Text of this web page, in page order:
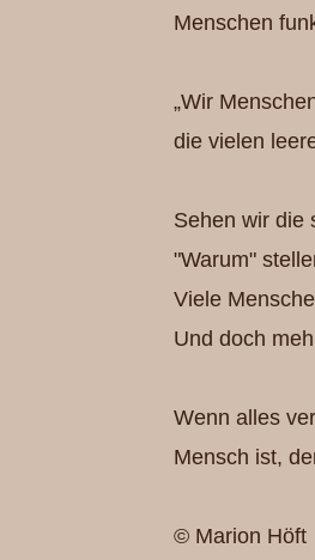
Menschen
„Wir
die vielen
Sehen wir die
"Warum"
Viele
Und doch
Wenn alles
Mensch ist,
©️ Marion Höft